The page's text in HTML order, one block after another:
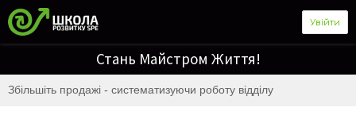
Увійти
Стань Майстром Життя!
Збільшіть продажі - систематизуючи роботу відділу